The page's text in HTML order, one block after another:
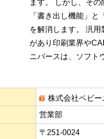
ます。 しかし、そ
「書き出し機能」
を解消します。 汎
があり印刷業界や
ニバースは、ソフト
株式会社ベビー
営業部
〒251-0024